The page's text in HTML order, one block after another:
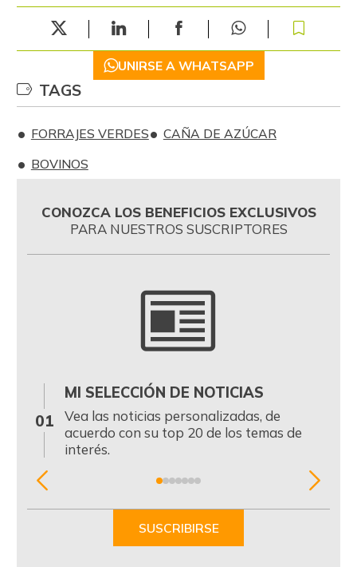
UNIRSE A WHATSAPP
TAGS
FORRAJES VERDES
CAÑA DE AZÚCAR
BOVINOS
CONOZCA LOS BENEFICIOS EXCLUSIVOS
PARA NUESTROS SUSCRIPTORES
01
MI SELECCIÓN DE NOTICIAS
Vea las noticias personalizadas, de
acuerdo con su top 20 de los temas de
interés.
Item
SUSCRIBIRSE